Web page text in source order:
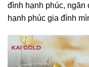
đình hạnh phúc,
hạnh phúc gia đình